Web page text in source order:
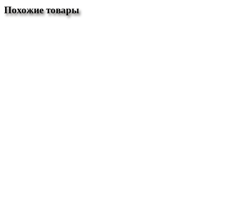
Похожие товары